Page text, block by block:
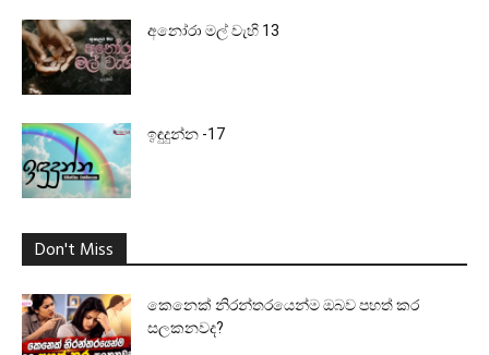
අනෝරා මල් වැහි 13
ඉඳුදුන්න -17
Don't Miss
කෙනෙක් නිරන්තරයෙන්ම ඔබව පහත් කර
සලකනවද?